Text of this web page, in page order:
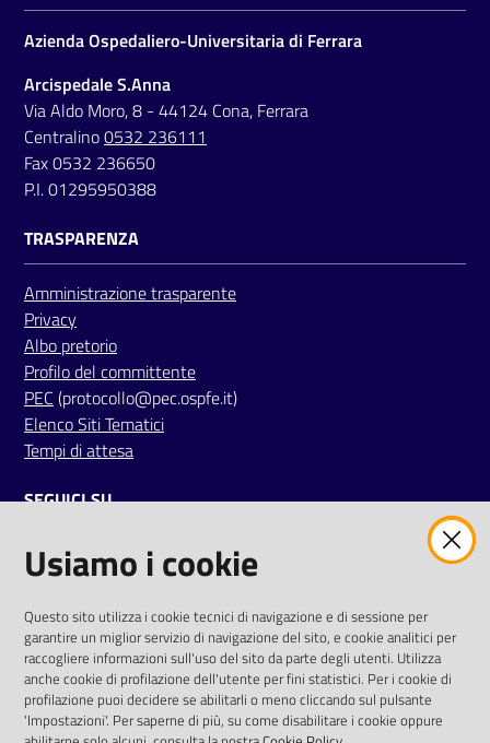
Azienda Ospedaliero-Universitaria di Ferrara
Arcispedale S.Anna
Via Aldo Moro, 8 - 44124 Cona, Ferrara
Centralino0532 236111
Fax 0532 236650
P.I. 01295950388
TRASPARENZA
Amministrazione trasparente
Privacy
Albo pretorio
Profilo del committente
PEC (protocollo@pec.ospfe.it)
Elenco Siti Tematici
Tempi di attesa
SEGUICI SU
twitterfacebookyoutube
AREA DIPENDENTI
Posta Elettronica Aziendale
Cloud aziendale(manuale di istruzioni)
Portale del Dipendente
Usiamo i cookie
Questo sito utilizza i cookie tecnici di navigazione e di sessione per
garantire un miglior servizio di navigazione del sito, e cookie analitici per
raccogliere informazioni sull'uso del sito da parte degli utenti. Utilizza
anche cookie di profilazione dell'utente per fini statistici. Per i cookie di
profilazione puoi decidere se abilitarli o meno cliccando sul pulsante
'Impostazioni'. Per saperne di più, su come disabilitare i cookie oppure